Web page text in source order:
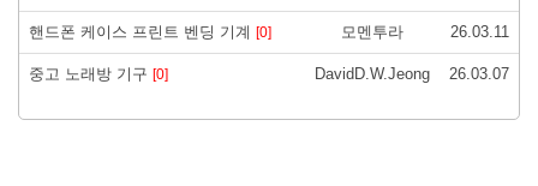
핸드폰 케이스 프린트 벤딩 기계 [0] 모멘투라 26.03.11
중고 노래방 기구 [0] DavidD.W.Jeong 26.03.07